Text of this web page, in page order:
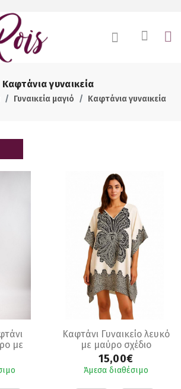
Καφτάνια γυναικεία
Γυναικεία μαγιό Καφτάνια γυναικεία
με
Καφτάνι Γυναικείο λευκό
με μαύρο σχέδιο
15,00€
Άμεσα διαθέσιμο